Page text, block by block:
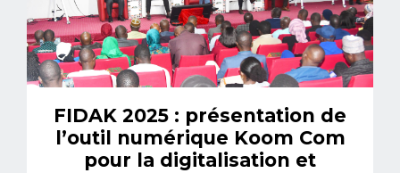
FIDAK 2025 : présentation de
l’outil numérique Koom Com
pour la digitalisation et